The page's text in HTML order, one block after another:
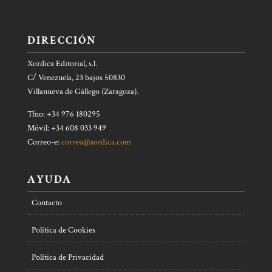
DIRECCIÓN
Xordica Editorial, s.l.
C/ Venezuela, 23 bajos 50830
Villanueva de Gállego (Zaragoza).
Tfno: +34 976 180295
Móvil: +34 608 033 949
Correo-e:correu@xordica.com
AYUDA
Contacto
Política de Cookies
Política de Privacidad